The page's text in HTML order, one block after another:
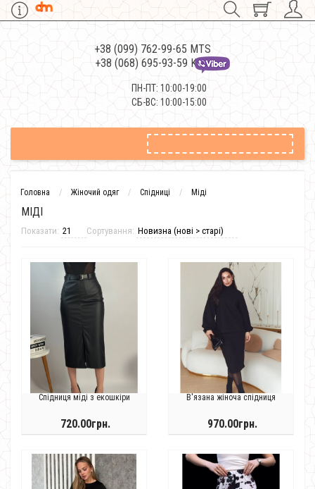
+38 (099) 762-99-65 MTS
+38 (068) 695-93-59 Kievstar
ПН-ПТ: 10:00-19:00
СБ-ВС: 10:00-15:00
Головна Жіночий одяг Спідниці Міді
МІДІ
Показати: Сортування:
Спідниця міді з екошкіри
720.00грн.
В'язана жіноча спідниця
970.00грн.